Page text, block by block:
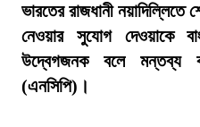
ভারতের রাজধানী নয়াদিল্লিতে
নেওয়ার সুযোগ দেওয়াকে
উদ্বেগজনক বলে মন্তব্য
(এনসিপি)।